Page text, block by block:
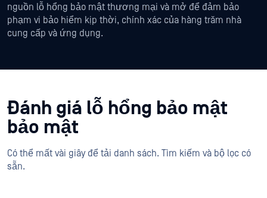
nguồn lỗ hổng bảo mật thương mại và mở để đảm bảo
phạm vi bảo hiểm kịp thời, chính xác của hàng trăm nhà
cung cấp và ứng dụng.
Đánh giá lỗ hổng bảo mật
bảo mật
Có thể mất vài giây để tải danh sách. Tìm kiếm và bộ lọc có
sẵn.